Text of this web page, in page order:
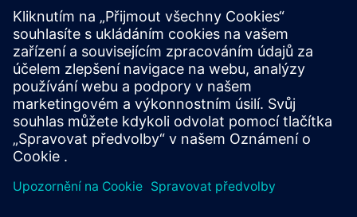
Pohyb
Build
Rozšiřuje produkt/řešení Siemens Xcelerator nebo na nich
staví vytvořením nového produktu nebo vytváří nové
řešení pro zákazníky integrací produktu Siemens Xcelerator
a vlastního produktu